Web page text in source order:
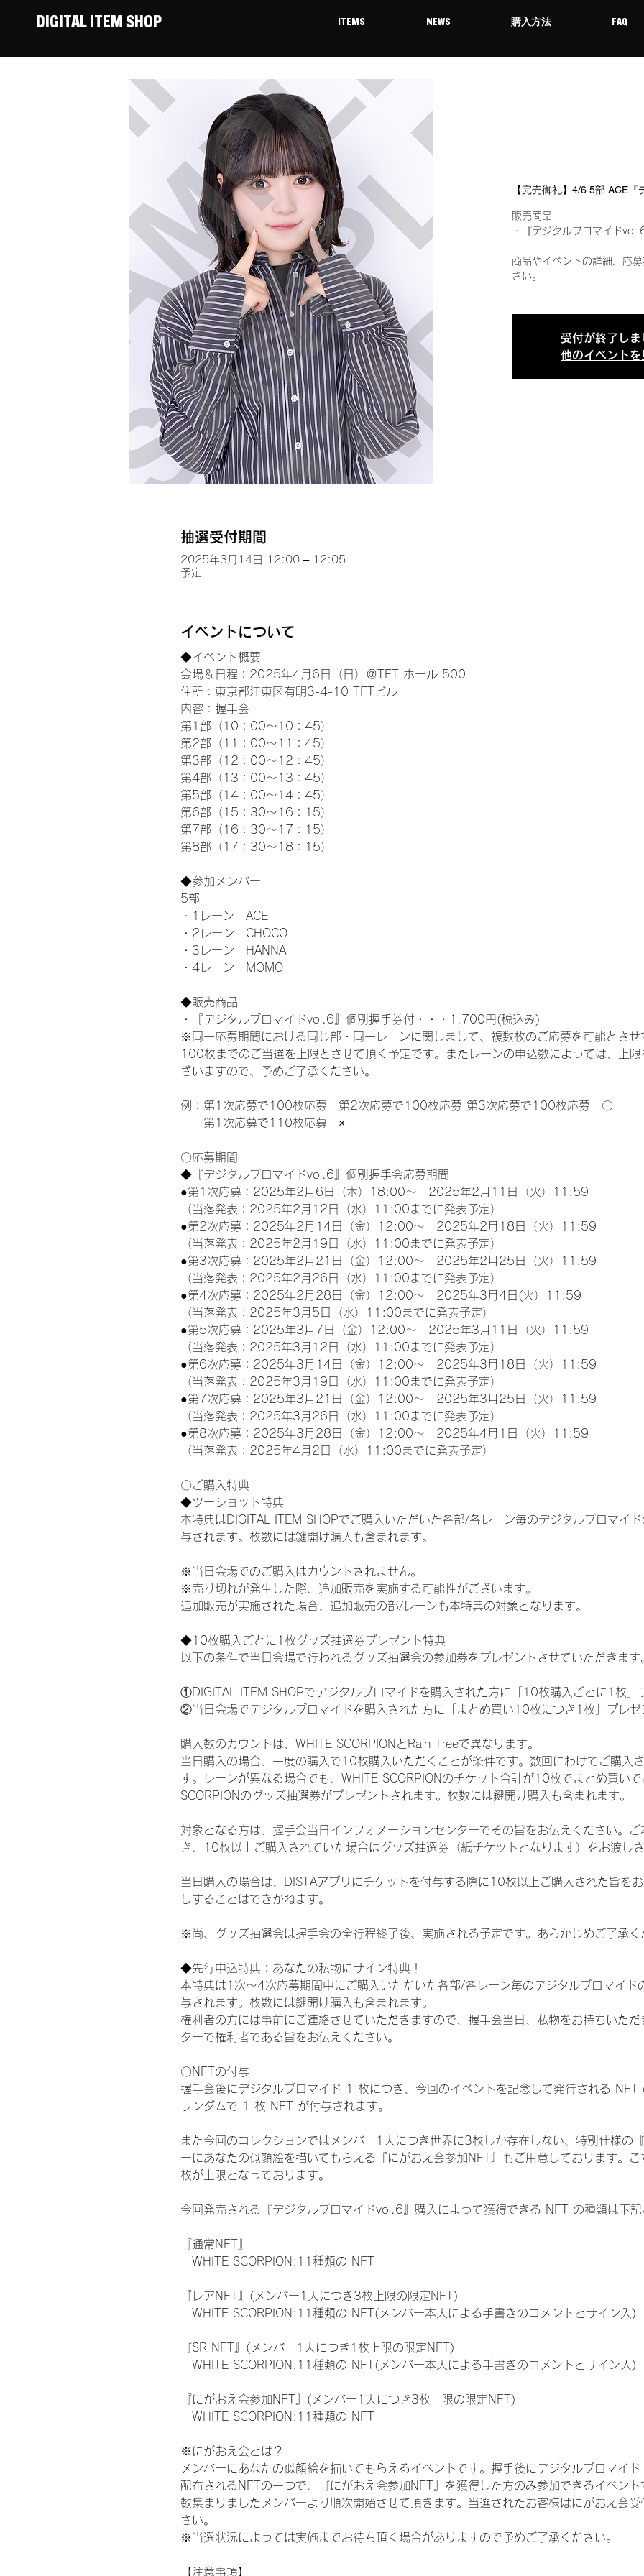
DIGITAL ITEM SHOP ITEMS NEWS 購入方法 FAQ
【完売御礼】4/6 5部 ACE
販売商品
・『デジタルブロマイド
商品やイベントの詳細、応
さい。
受付が終了しま
他のイベントを
抽選受付期間
2025年3月14日 12:00 – 12:05
予定
イベントについて
◆イベント概要
会場＆日程：2025年4月6日（日）＠TFT ホール 500
住所：東京都江東区有明3-4-10 TFTビル
内容：握手会
第1部（10：00～10：45）
第2部（11：00～11：45）
第3部（12：00～12：45）
第4部（13：00～13：45）
第5部（14：00～14：45）
第6部（15：30～16：15）
第7部（16：30～17：15）
第8部（17：30～18：15）
◆参加メンバー
5部
・1レーン　ACE
・2レーン　CHOCO
・3レーン　HANNA
・4レーン　MOMO
◆販売商品
・『デジタルブロマイドvol.6』個別握手券付・・・1,700円(税込み)
※同一応募期間における同じ部・同一レーンに関しまして、複数枚のご応募を可能とさ
100枚までのご当選を上限とさせて頂く予定です。またレーンの申込数によっては、上
ざいますので、予めご了承ください。
例：第1次応募で100枚応募　第2次応募で100枚応募 第3次応募で100枚応募　〇
第1次応募で110枚応募　×
〇応募期間
◆『デジタルブロマイドvol.6』個別握手会応募期間
●第1次応募：2025年2月6日（木）18:00～　2025年2月11日（火）11:59
（当落発表：2025年2月12日（水）11:00までに発表予定）
●第2次応募：2025年2月14日（金）12:00～　2025年2月18日（火）11:59
（当落発表：2025年2月19日（水）11:00までに発表予定）
●第3次応募：2025年2月21日（金）12:00～　2025年2月25日（火）11:59
（当落発表：2025年2月26日（水）11:00までに発表予定）
●第4次応募：2025年2月28日（金）12:00～　2025年3月4日(火）11:59
（当落発表：2025年3月5日（水）11:00までに発表予定）
●第5次応募：2025年3月7日（金）12:00～　2025年3月11日（火）11:59
（当落発表：2025年3月12日（水）11:00までに発表予定）
●第6次応募：2025年3月14日（金）12:00～　2025年3月18日（火）11:59
（当落発表：2025年3月19日（水）11:00までに発表予定）
●第7次応募：2025年3月21日（金）12:00～　2025年3月25日（火）11:59
（当落発表：2025年3月26日（水）11:00までに発表予定）
●第8次応募：2025年3月28日（金）12:00～　2025年4月1日（火）11:59
（当落発表：2025年4月2日（水）11:00までに発表予定）
〇ご購入特典
◆ツーショット特典
本特典はDIGITAL ITEM SHOPでご購入いただいた各部/各レーン毎のデジタルブロマイ
与されます。枚数には鍵開け購入も含まれます。
※当日会場でのご購入はカウントされません。
※売り切れが発生した際、追加販売を実施する可能性がございます。
追加販売が実施された場合、追加販売の部/レーンも本特典の対象となります。
◆10枚購入ごとに1枚グッズ抽選券プレゼント特典
以下の条件で当日会場で行われるグッズ抽選会の参加券をプレゼントさせていただきます
①DIGITAL ITEM SHOPでデジタルブロマイドを購入された方に「10枚購入ごとに1枚」
②当日会場でデジタルブロマイドを購入された方に「まとめ買い10枚につき1枚」プレゼ
購入数のカウントは、WHITE SCORPIONとRain Treeで異なります。
当日購入の場合、一度の購入で10枚購入いただくことが条件です。数回にわけてご購入
す。レーンが異なる場合でも、WHITE SCORPIONのチケット合計が10枚でまとめ買い
SCORPIONのグッズ抽選券がプレゼントされます。枚数には鍵開け購入も含まれます。
対象となる方は、握手会当日インフォメーションセンターでその旨をお伝えください。
き、10枚以上ご購入されていた場合はグッズ抽選券（紙チケットとなります）をお渡しさ
当日購入の場合は、DISTAアプリにチケットを付与する際に10枚以上ご購入された旨を
しすることはできかねます。
※尚、グッズ抽選会は握手会の全行程終了後、実施される予定です。あらかじめご了承く
◆先行申込特典：あなたの私物にサイン特典！
本特典は1次〜4次応募期間中にご購入いただいた各部/各レーン毎のデジタルブロマイド
与されます。枚数には鍵開け購入も含まれます。
権利者の方には事前にご連絡させていただきますので、握手会当日、私物をお持ちいた
ターで権利者である旨をお伝えください。
〇NFTの付与
握手会後にデジタルブロマイド 1 枚につき、今回のイベントを記念して発行される NFT
ランダムで 1 枚 NFT が付与されます。
また今回のコレクションではメンバー1人につき世界に3枚しか存在しない、特別仕様の
ーにあなたの似顔絵を描いてもらえる『にがおえ会参加NFT』もご用意しております。
枚が上限となっております。
今回発売される『デジタルブロマイドvol.6』購入によって獲得できる NFT の種類は下記
『通常NFT』
WHITE SCORPION:11種類の NFT
『レアNFT』(メンバー1人につき3枚上限の限定NFT)
WHITE SCORPION:11種類の NFT(メンバー本人による手書きのコメントとサイン入)
『SR NFT』(メンバー1人につき1枚上限の限定NFT)
WHITE SCORPION:11種類の NFT(メンバー本人による手書きのコメントとサイン入)
『にがおえ会参加NFT』(メンバー1人につき3枚上限の限定NFT)
WHITE SCORPION:11種類の NFT
※にがおえ会とは？
メンバーにあなたの似顔絵を描いてもらえるイベントです。握手後にデジタルブロマイ
配布されるNFTの一つで、『にがおえ会参加NFT』を獲得した方のみ参加できるイベン
数集まりましたメンバーより順次開始させて頂きます。当選されたお客様はにがおえ会
さい。
※当選状況によっては実施までお待ち頂く場合がありますので予めご了承ください。
【注意事項】